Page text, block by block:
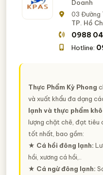
Doanh
03 Đường
TP. Hồ
0988
Hotline:
Thực Phẩm Kỳ Phong
và xuất khẩu đa dạng
lạnh và thực phẩm khô
lượng chặt chẽ, đạt tiêu
tốt nhất, bao gồm:
★ Cá hồi đông lạnh:
hồi, xương cá hồi,..
★ Cá ngừ đông lạnh: